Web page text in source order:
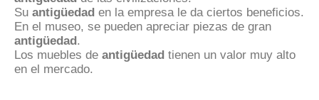
Su antigüedad en la empresa le da ciertos beneficios.
En el museo, se pueden apreciar piezas de gran
antigüedad
Los muebles de antigüedad tienen un valor muy alto
en el mercado.